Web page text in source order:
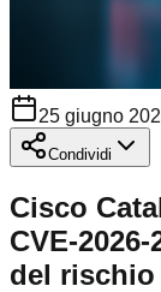
25 giugno
Condividi
Cisco
CVE-
del rischio